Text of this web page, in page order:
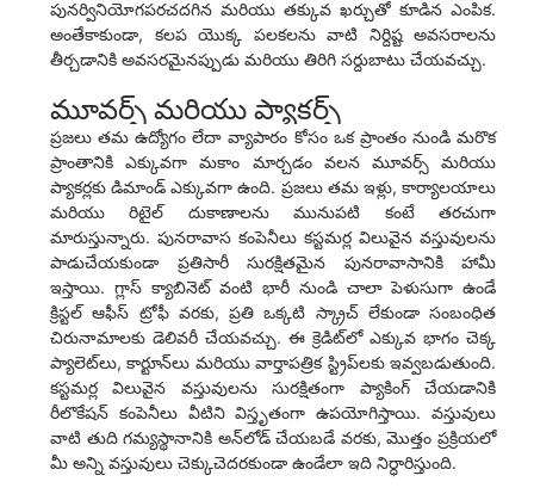
పునర్వినియోగపరచదగిన మరియు తక్కువ ఖర్చుతో కూడిన ఎంపిక.
అంతేకాకుండా, కలప యొక్క పలకలను వాటి నిర్దిష్ట అవసరాలను
తీర్చడానికి అవసరమైనప్పుడు మరియు తిరిగి సర్దుబాటు చేయవచ్చు.
మూవర్స్ మరియు ప్యాకర్స్
ప్రజలు తమ ఉద్యోగం లేదా వ్యాపారం కోసం ఒక ప్రాంతం నుండి మరొక
ప్రాంతానికి ఎక్కువగా మకాం మార్చడం వలన మూవర్స్ మరియు
ప్యాకర్లకు డిమాండ్ ఎక్కువగా ఉంది. ప్రజలు తమ ఇళ్లు, కార్యాలయాలు
మరియు రిటైల్ దుకాణాలను మునుపటి కంటే తరచుగా
మారుస్తున్నారు. పునరావాస కంపెనీలు కస్టమర్ల విలువైన వస్తువులను
పాడుచేయకుండా ప్రతిసారీ సురక్షితమైన పునరావాసానికి హామీ
ఇస్తాయి. గ్లాస్ క్యాబినెట్ వంటి భారీ నుండి చాలా పెళుసుగా ఉండే
క్రిస్టల్ ఆఫీస్ ట్రోఫీ వరకు, ప్రతి ఒక్కటి స్క్రాచ్ లేకుండా సంబంధిత
చిరునామాలకు డెలివరీ చేయవచ్చు. ఈ క్రెడిట్‌లో ఎక్కువ భాగం చెక్క
ప్యాలెట్‌లు, కార్టూన్‌లు మరియు వార్తాపత్రిక స్ట్రిప్‌లకు ఇవ్వబడుతుంది.
కస్టమర్ల విలువైన వస్తువులను సురక్షితంగా ప్యాకింగ్ చేయడానికి
రీలొకేషన్ కంపెనీలు వీటిని విస్తృతంగా ఉపయోగిస్తాయి. వస్తువులు
వాటి తుది గమ్యస్థానానికి అన్‌లోడ్ చేయబడే వరకు, మొత్తం ప్రక్రియలో
మీ అన్ని వస్తువులు చెక్కుచెదరకుండా ఉండేలా ఇది నిర్ధారిస్తుంది.